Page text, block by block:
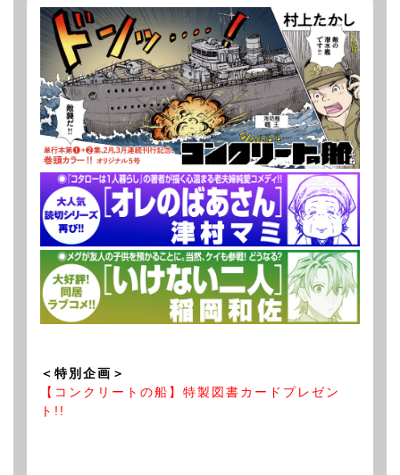
＜特別企画＞
【コンクリートの船】特製図書カードプレゼン
ト!!